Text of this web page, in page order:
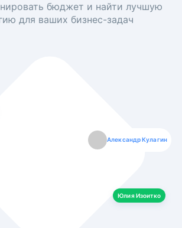
бюджет и найти лучшую
для ваших бизнес-задач
Александр Кулагин
Юлия Изоитко
Даниил Макаров
Екатерина Лазаренко
Борис Кашко
Юлия Изоитко